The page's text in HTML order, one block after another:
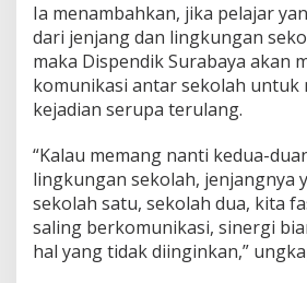
Ia menambahkan, jika pelajar
dari jenjang dan lingkungan
maka Dispendik Surabaya akan
komunikasi antar sekolah untuk
kejadian serupa terulang.
“Kalau memang nanti kedua-
lingkungan sekolah, jenjangnya
sekolah satu, sekolah dua, kita
saling berkomunikasi, sinergi
hal yang tidak diinginkan,”